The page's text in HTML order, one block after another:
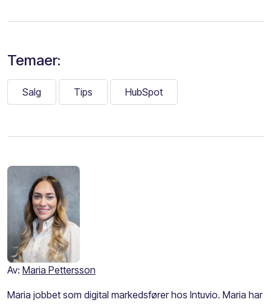
Temaer:
Salg Tips HubSpot
Av: Maria Pettersson
Maria jobbet som digital markedsfører hos Intuvio. Maria har